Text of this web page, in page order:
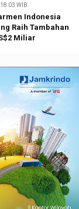
WIB
Indonesia
Raih Tambahan
Miliar